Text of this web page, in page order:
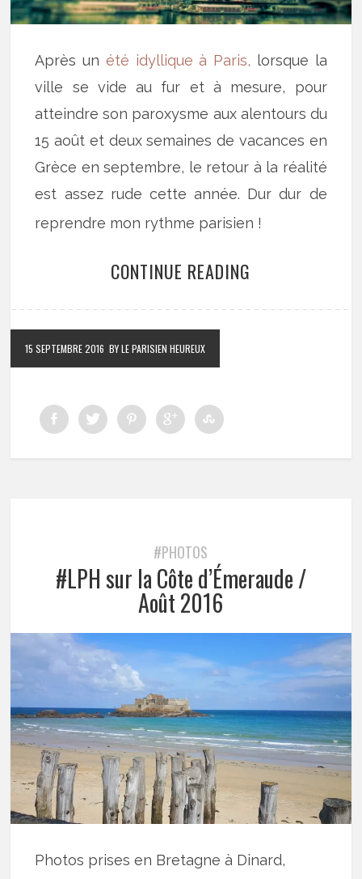
Après un été idyllique à Paris, lorsque la
ville se vide au fur et à mesure, pour
atteindre son paroxysme aux alentours du
15 août et deux semaines de vacances en
Grèce en septembre, le retour à la réalité
est assez rude cette année. Dur dur de
reprendre mon rythme parisien !
CONTINUE READING
15 SEPTEMBRE 2016 BY LE PARISIEN HEUREUX
#PHOTOS
#LPH sur la Côte d’Émeraude /
Août 2016
Photos prises en Bretagne à Dinard,